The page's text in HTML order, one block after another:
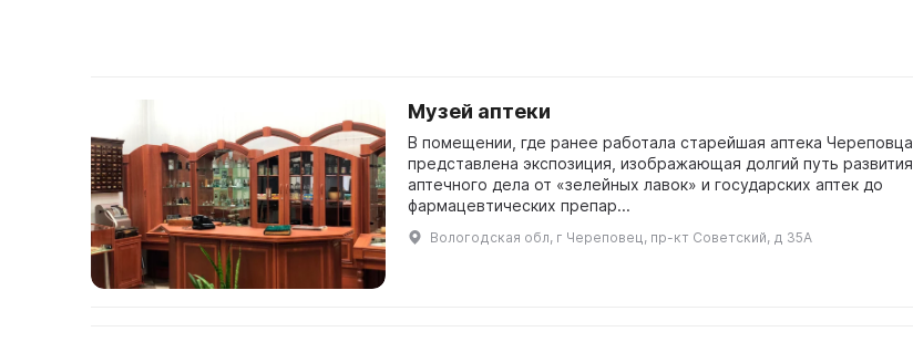
Музей аптеки
В помещении, где ранее работала старейшая аптека Череповца,
представлена экспозиция, изображающая долгий путь развития
аптечного дела от «зелейных лавок» и государских аптек до
фармацевтических препар...
Вологодская обл, г Череповец, пр-кт Советский, д 35А